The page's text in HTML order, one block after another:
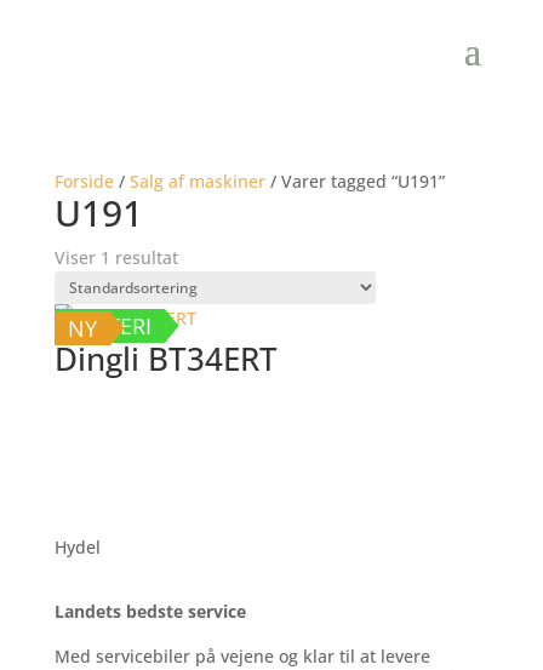
Forside/ Salg af maskiner/ Varer tagged “U191”
U191
Viser 1 resultat
BATTERI
NY
Dingli BT34ERT
Hydel
Landets bedste service
Med servicebiler på vejene og klar til at levere